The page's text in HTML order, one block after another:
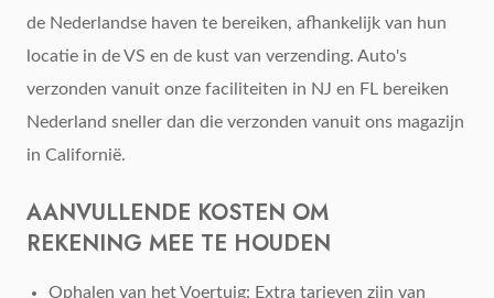
de Nederlandse haven te bereiken, afhankelijk van hun
locatie in de VS en de kust van verzending. Auto's
verzonden vanuit onze faciliteiten in NJ en FL bereiken
Nederland sneller dan die verzonden vanuit ons magazijn
in Californië.
AANVULLENDE KOSTEN OM
REKENING MEE TE HOUDEN
Ophalen van het Voertuig: Extra tarieven zijn van